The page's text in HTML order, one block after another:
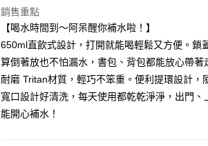
Google Pay
大哥付你分期
相關說明
【大哥付你分期使用說明】
1.本服務由台灣大哥大提供，台灣大哥大用戶可立即使
2.付款方式選擇「大哥付你分期」，訂單成立後會自動
流程，驗證手機門號後，選擇欲分期的期數、繳款截止
AFTEE先享後付
相關說明
【關於「AFTEE先享後付」】
銷售重點
【喝水時間到～阿呆醒你補水啦！】
650ml直飲式設計，打開就能喝輕鬆又方便。鎖
算倒著放也不怕漏水，書包、背包都能放心帶著
耐磨 Tritan材質，輕巧不笨重。便利提環設計，
寬口設計好清洗，每天使用都乾乾淨淨，出門、
能開心補水！